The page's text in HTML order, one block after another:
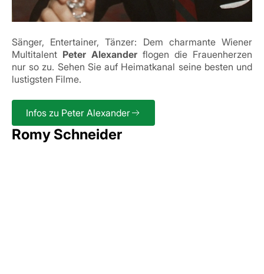
Sänger, Entertainer, Tänzer: Dem charmante Wiener
Multitalent Peter Alexander flogen die Frauenherzen
nur so zu. Sehen Sie auf Heimatkanal seine besten und
lustigsten Filme.
Infos zu Peter Alexander
Romy Schneider